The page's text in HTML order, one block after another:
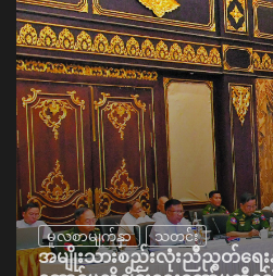
မူလစာမျက်နှာ သတင်း
အမျိုးသားစည်းလုံးညီညွတ်ရေးနှင့်